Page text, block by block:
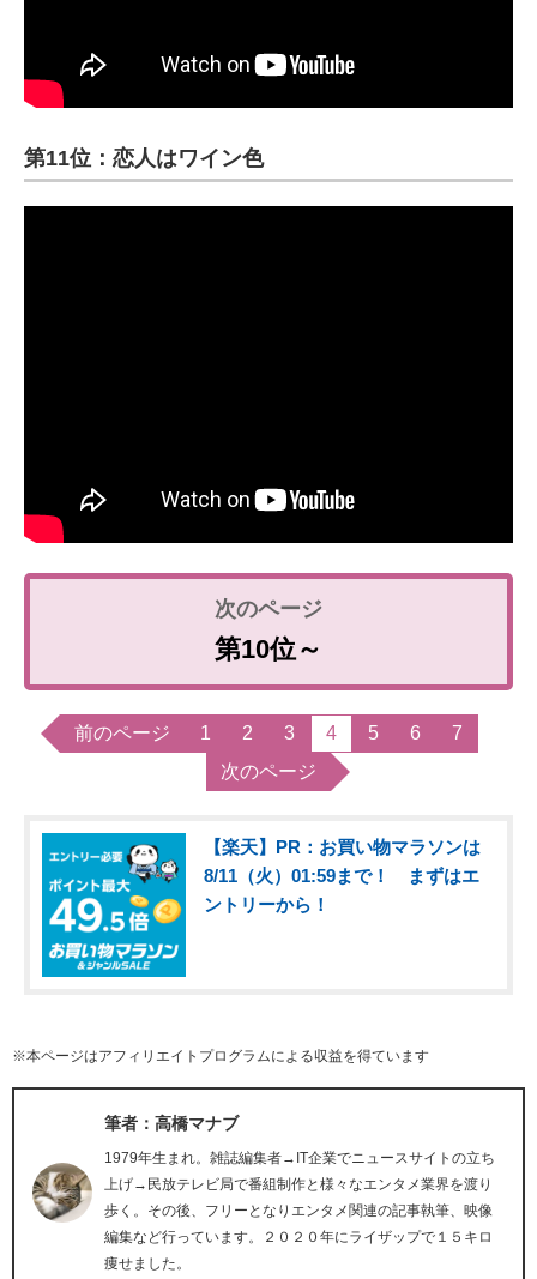
第11位：恋人はワイン色
第10位～
前のページ 1 2 3 4 5 6
7
次のページ
【楽天】PR：お買い物マラソンは
8/11（火）01:59まで！ まずはエ
ントリーから！
※本ページはアフィリエイトプログラムによる収益を得ています
筆者：高橋マナブ
1979年生まれ。雑誌編集者→IT企業でニュースサイトの立ち
上げ→民放テレビ局で番組制作と様々なエンタメ業界を渡り
歩く。その後、フリーとなりエンタメ関連の記事執筆、映像
編集など行っています。２０２０年にライザップで１５キロ
痩せました。